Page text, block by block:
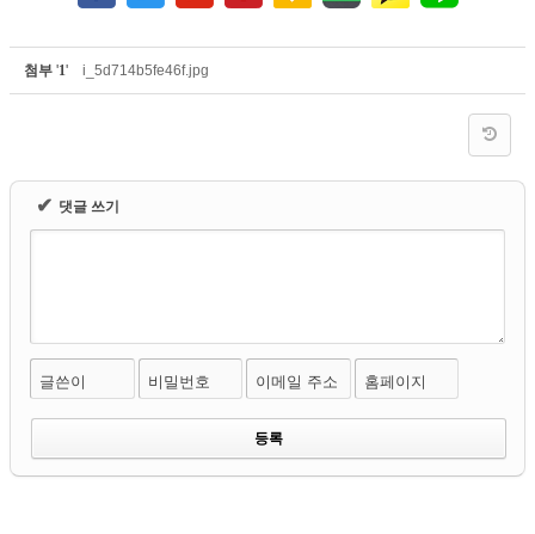
첨부 '1' i_5d714b5fe46f.jpg
✔ 댓글 쓰기
글쓴이 비밀번호 이메일 주소 홈페이지